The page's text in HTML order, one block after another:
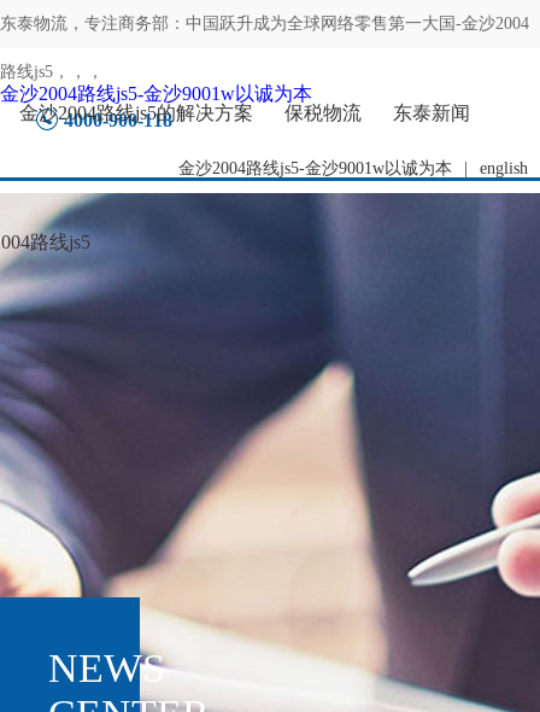
东泰物流，专注商务部：中国跃升成为全球网络零售第一大国-金沙2004
路线js5 ，，，
4000-900-118
金沙2004路线js5-金沙9001w以诚为本 english
金沙2004路线js5-金沙9001w以诚为本
金沙2004路线js5的解决方案
保税物流 东泰新闻
路线js5
NEWS